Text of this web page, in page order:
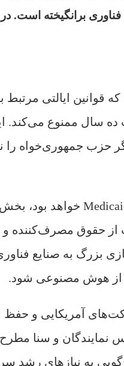
برانگیخته است. در
ایالتی مرتبط
سال ممنوع می‌کند.
حزب جمهوری‌خواه را
با وجود آن‌که بخش عمده‌ای از مباحث پیرامون این لایحه حول کاهش بودجه Medicaid خواهد بود، بخش
حقوق مصرف‌کننده و
بزرگ به صنایع
از هوش مصنوعی شود.
آمریکایی و حفظ
نمایندگان و سنا
به نیازهای رشد